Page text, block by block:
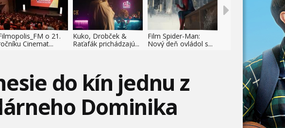
o 21.
Cinemat...
Kuko, Drobček &
Raťafák prichádzajú...
Film Spider-Man:
Nový deň ovládol s...
do kín jednu z
Dominika